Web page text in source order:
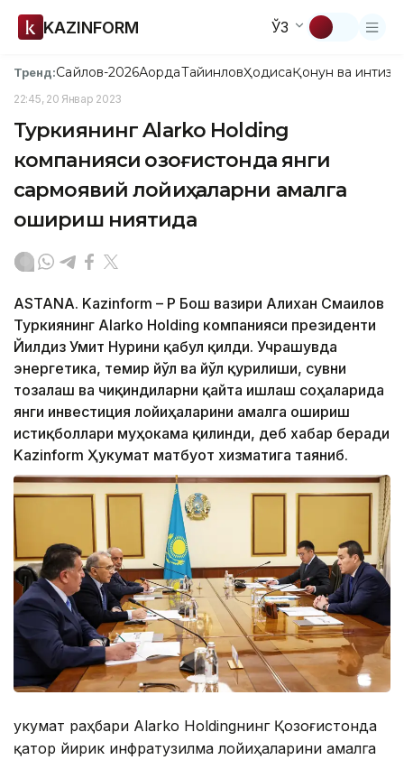
KAZINFORM ЎЗ
Тренд:Сайлов-2026АқордаТайинловҲодисаҚонун ва
22:45, 20 Январ 2023
Туркиянинг Alarko Holding
компанияси Қозоғистонда янги
сармоявий лойиҳаларни амалга
ошириш ниятида
ASTANA. Kazinform – ҚР Бош вазири Алихан Смаилов
Туркиянинг Alarko Holding компанияси президенти
Йилдиз Умит Нурини қабул қилди. Учрашувда
энергетика, темир йўл ва йўл қурилиши, сувни
тозалаш ва чиқиндиларни қайта ишлаш соҳаларида
янги инвестиция лойиҳаларини амалга ошириш
истиқболлари муҳокама қилинди, деб хабар беради
Kazinform Ҳукумат матбуот хизматига таяниб.
Ҳукумат раҳбари Alarko Holdingнинг Қозоғистонда
қатор йирик инфратузилма лойиҳаларини амалга